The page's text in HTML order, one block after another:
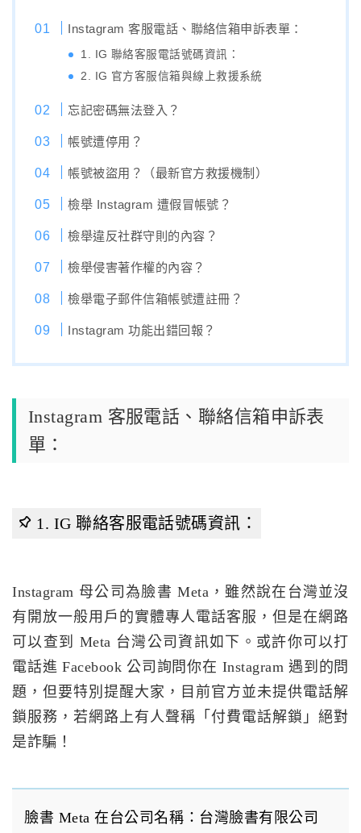
Instagram 客服電話、聯絡信箱申訴表單：
1. IG 聯絡客服電話號碼資訊：
2. IG 官方客服信箱與線上救援系統
忘記密碼無法登入？
帳號遭停用？
帳號被盜用？（最新官方救援機制）
檢舉 Instagram 遭假冒帳號？
檢舉違反社群守則的內容？
檢舉侵害著作權的內容？
檢舉電子郵件信箱帳號遭註冊？
Instagram 功能出錯回報？
Instagram 客服電話、聯絡信箱申訴表
單：
1. IG 聯絡客服電話號碼資訊：
Instagram 母公司為臉書 Meta，雖然說在台灣並沒
有開放一般用戶的實體專人電話客服，但是在網路
可以查到 Meta 台灣公司資訊如下。或許你可以打
電話進 Facebook 公司詢問你在 Instagram 遇到的問
題，但要特別提醒大家，目前官方並未提供電話解
鎖服務，若網路上有人聲稱「付費電話解鎖」絕對
是詐騙！
臉書 Meta 在台公司名稱：台灣臉書有限公司